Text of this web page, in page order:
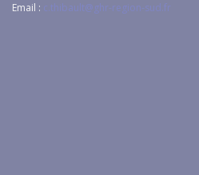
Email : c.thibault@ghr-region-sud.fr